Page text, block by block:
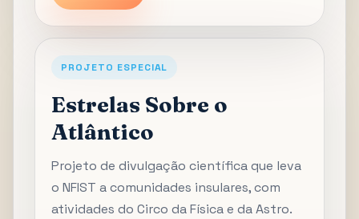
PROJETO ESPECIAL
Estrelas Sobre o
Atlântico
Projeto de divulgação científica que leva
o NFIST a comunidades insulares, com
atividades do Circo da Física e da Astro.